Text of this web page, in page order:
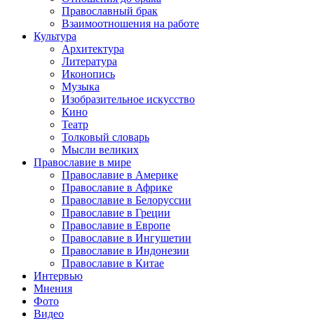
Православный брак
Взаимоотношения на работе
Культура
Архитектура
Литература
Иконопись
Музыка
Изобразительное искусство
Кино
Театр
Толковый словарь
Мысли великих
Православие в мире
Православие в Америке
Православие в Африке
Православие в Белоруссии
Православие в Греции
Православие в Европе
Православие в Ингушетии
Православие в Индонезии
Православие в Китае
Интервью
Мнения
Фото
Видео